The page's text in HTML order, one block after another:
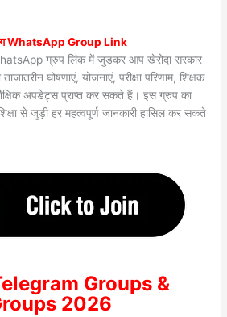
WhatsApp Group Link
WhatsApp ग्रुप लिंक में जुड़कर आप खेरोदा सरकार
घोषणाएं, योजनाएं, परीक्षा परिणाम, शिक्षक
शैक्षिक अपडेट्स प्राप्त कर सकते हैं। इस ग्रुप का
से जुड़ी हर महत्वपूर्ण जानकारी हासिल कर सकते
Groups &
2026